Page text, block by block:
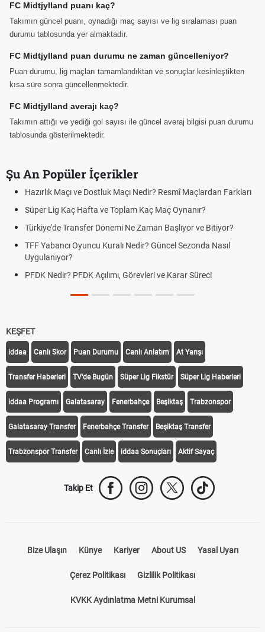
FC Midtjylland puanı kaç?
Takımın güncel puanı, oynadığı maç sayısı ve lig sıralaması puan
durumu tablosunda yer almaktadır.
FC Midtjylland puan durumu ne zaman güncelleniyor?
Puan durumu, lig maçları tamamlandıktan ve sonuçlar kesinleştikten
kısa süre sonra güncellenmektedir.
FC Midtjylland averajı kaç?
Takımın attığı ve yediği gol sayısı ile güncel averaj bilgisi puan durumu
tablosunda gösterilmektedir.
Şu An Popüler İçerikler
Hazırlık Maçı ve Dostluk Maçı Nedir? Resmî Maçlardan Farkları
Süper Lig Kaç Hafta ve Toplam Kaç Maç Oynanır?
Türkiye'de Transfer Dönemi Ne Zaman Başlıyor ve Bitiyor?
TFF Yabancı Oyuncu Kuralı Nedir? Güncel Sezonda Nasıl
Uygulanıyor?
PFDK Nedir? PFDK Açılımı, Görevleri ve Karar Süreci
KEŞFET
iddaa Canlı Skor Puan Durumu Canlı Anlatım At Yarışı
Transfer Haberleri TV'de Bugün Süper Lig Fikstür Süper Lig Haberleri
iddaa Programı Galatasaray Fenerbahçe Beşiktaş Trabzonspor
Galatasaray Transfer Fenerbahçe Transfer Beşiktaş Transfer
Trabzonspor Transfer Canlı İzle iddaa Sonuçları Aktif Sayaç
Takip Et
Bize Ulaşın Künye Kariyer About US Yasal Uyarı
Çerez Politikası Gizlilik Politikası
KVKK Aydınlatma Metni Kurumsal